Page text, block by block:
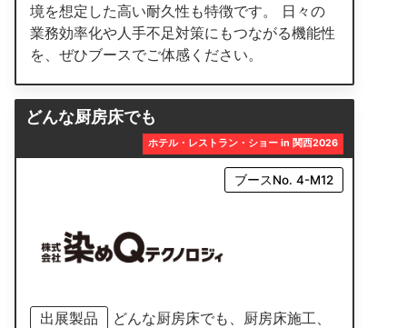
境を想定した高い耐久性も特徴です。 日々の
業務効率化や人手不足対策にもつながる機能性
を、ぜひブースでご体感ください。
どんな厨房床でも
ホテル・レストラン・ショー in 関西2026
ブースNo. 4-M12
出展製品
どんな厨房床でも、厨房床施工、